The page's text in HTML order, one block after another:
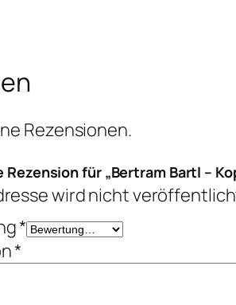
Rezensionen.
für „Bertram Bartl –
wird nicht
*
*